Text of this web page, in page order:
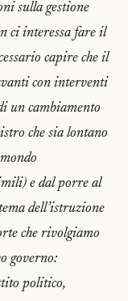
sulla gestione
ci interessa fare il
capire che il
con interventi
un cambiamento
che sia lontano
e dal porre al
dell’istruzione
che rivolgiamo
governo:
politico,